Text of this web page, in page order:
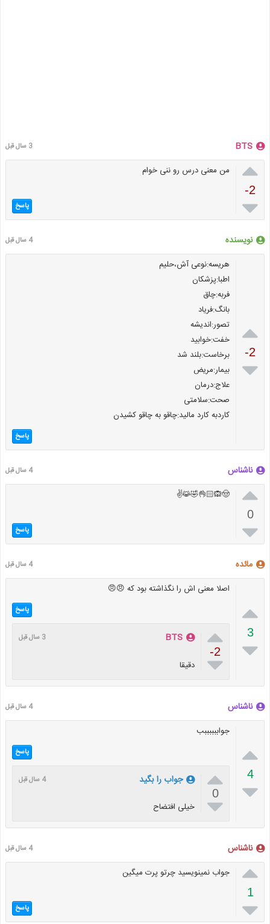
BTS 3 سال قبل

-2

من معنی درس رو ننی خوام
پاسخ
نویسنده 4 سال قبل

-2

هریسه:نوعی آش،حلیم
اطبا:پزشکان
فربه:چاق
بانگ:فریاد
تصور:اندیشه
خفت:خوابید
برخاست:بلند شد
بیمار:مریض
علاج:درمان
صحت:سلامتی
کاردبه کارد مالید:چاقو به چاقو کشیدن
پاسخ
ناشناس 4 سال قبل

0

🤠🙉👌🏻🤣😹✌️
پاسخ
مائده 4 سال قبل

3

اصلا معنی اش را نگذاشته بود که 😠😠
پاسخ

-2

BTS 3 سال قبل
دقیقا
ناشناس 4 سال قبل

4

جواببببببب
پاسخ

0

جواب را بگید 4 سال قبل
خیلی افتضاح
ناشناس 4 سال قبل

1

جواب نمینویسید چرتو پرت میگین
پاسخ